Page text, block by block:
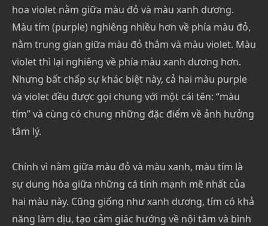
hoa violet nằm giữa màu đỏ và màu xanh dương.
Màu tím (purple) nghiêng nhiều hơn về phía màu đỏ,
nằm trung gian giữa màu đỏ thắm và màu violet. Màu
violet thì lại nghiêng về phía màu xanh dương hơn.
Nhưng bất chấp sự khác biệt này, cả hai màu purple
và violet đều được gọi chung với một cái tên: “màu
tím” và cùng có chung những đặc điểm về ảnh hưởng
tâm lý.
Chính vì nằm giữa màu đỏ và màu xanh, màu tím là
sự dung hòa giữa những cá tính mạnh mẽ nhất của
hai màu này. Cũng giống như xanh dương, tím có khả
năng làm dịu, tạo cảm giác hướng về nội tâm và bình